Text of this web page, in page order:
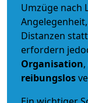
Umzüge nach
Distanzen
erfordern
Organisation
reibungslos